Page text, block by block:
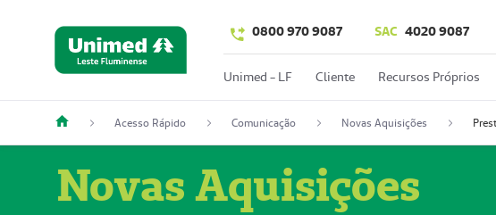
0800 970 9087 SAC 4020 9087
Unimed - LF Cliente Recursos Próprios
Acesso Rápido Comunicação Novas Aquisições
Novas Aquisições